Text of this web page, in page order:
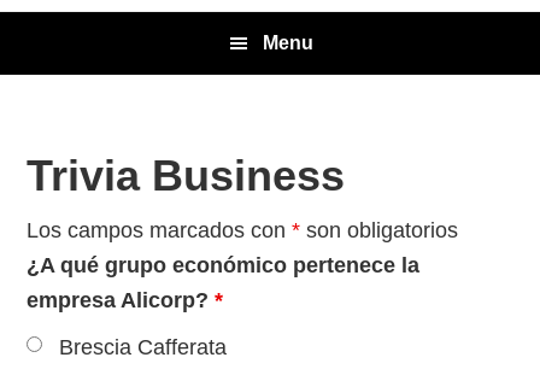
Menu
Trivia Business
Los campos marcados con* son obligatorios
¿A qué grupo económico pertenece la
empresa Alicorp?*
Brescia Cafferata